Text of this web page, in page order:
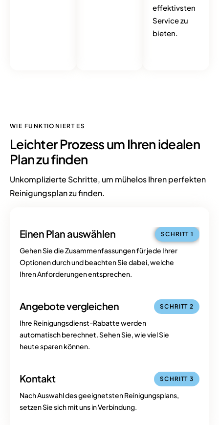
effektivsten
Service zu
bieten.
WIE FUNKTIONIERT ES
LeichterProzessum Ihren idealen
Plan zu finden
Unkomplizierte Schritte, um mühelos Ihren perfekten
Reinigungsplan zu finden.
Einen Plan auswählen
Gehen Sie die Zusammenfassungen für jede Ihrer
Optionen durch und beachten Sie dabei, welche
Ihren Anforderungen entsprechen.
SCHRITT 1
Angebote vergleichen
Ihre Reinigungsdienst-Rabatte werden
automatisch berechnet. Sehen Sie, wie viel Sie
heute sparen können.
SCHRITT 2
Kontakt
Nach Auswahl des geeignetsten Reinigungsplans,
setzen Sie sich mit uns in Verbindung.
SCHRITT 3